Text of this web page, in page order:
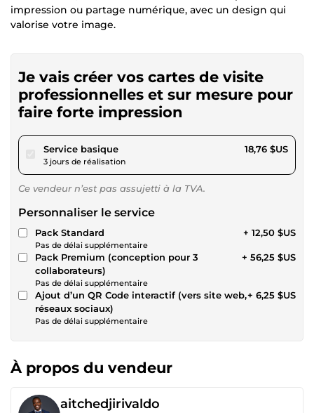
impression ou partage numérique, avec un design qui
valorise votre image.
Je vais créer vos cartes de visite
professionnelles et sur mesure pour
faire forte impression
Service basiquepour 17,28 $US
3 jours de réalisation
18,76 $US
Ce vendeur n’est pas assujetti à la TVA.
Personnaliser le service
Pack Standard
Pas de délai supplémentaire
+ 12,50 $US
Pack Premium (conception pour 3
collaborateurs)
Pas de délai supplémentaire
+ 56,25 $US
Ajout d’un QR Code interactif (vers site web,
réseaux sociaux)
Pas de délai supplémentaire
+ 6,25 $US
À propos du vendeur
aitchedjirivaldo